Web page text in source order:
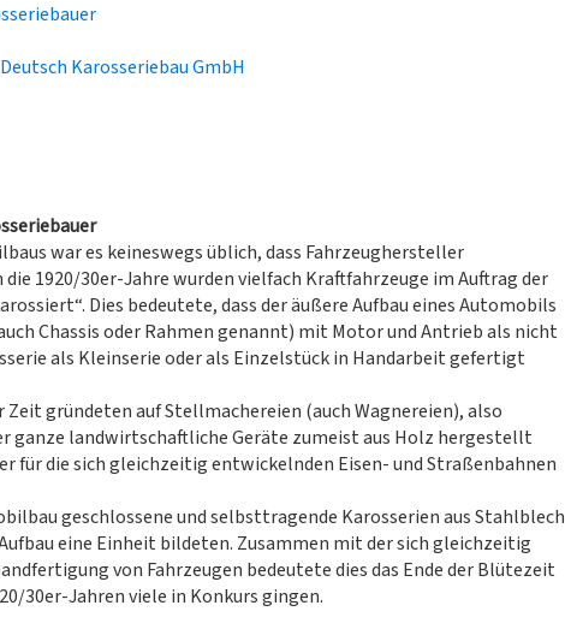
Karosseriebau GmbH
war es keineswegs üblich, dass Fahrzeughersteller
1920/30er-Jahre wurden vielfach Kraftfahrzeuge im Auftrag der
Dies bedeutete, dass der äußere Aufbau eines Automobils
Chassis oder Rahmen genannt) mit Motor und Antrieb als nicht
als Kleinserie oder als Einzelstück in Handarbeit gefertigt
gründeten auf Stellmachereien (auch Wagnereien), also
ganze landwirtschaftliche Geräte zumeist aus Holz hergestellt
für die sich gleichzeitig entwickelnden Eisen- und Straßenbahnen
geschlossene und selbsttragende Karosserien aus Stahlblech
eine Einheit bildeten. Zusammen mit der sich gleichzeitig
von Fahrzeugen bedeutete dies das Ende der Blütezeit
30er-Jahren viele in Konkurs gingen.